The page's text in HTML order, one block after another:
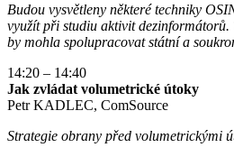
Budou vysvětleny některé techniky
využít při studiu aktivit
by mohla spolupracovat státní a
14:20 – 14:40
Jak zvládat volumetrické útoky
Petr KADLEC, ComSource
Strategie obrany před volumetrickými